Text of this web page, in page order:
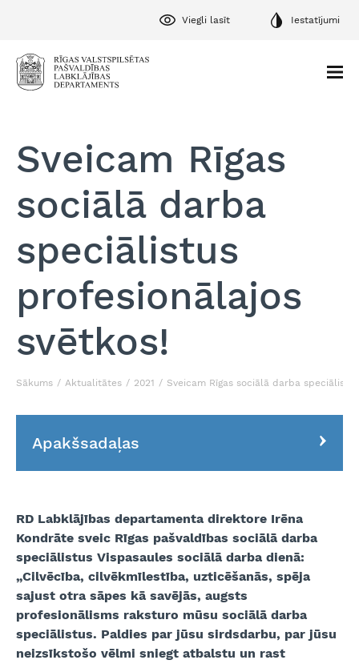
Viegli lasīt Iestatījumi
Sveicam Rīgas
sociālā darba
speciālistus
profesionālajos
svētkos!
Sākums Aktualitātes 2021 Sveicam Rīgas sociālā darba
Apakšsadaļas
RD Labklājības departamenta direktore Irēna
Kondrāte sveic Rīgas pašvaldības sociālā darba
speciālistus Vispasaules sociālā darba dienā:
„Cilvēcība, cilvēkmīlestība, uzticēšanās, spēja
sajust otra sāpes kā savējās, augsts
profesionālisms raksturo mūsu sociālā darba
speciālistus. Paldies par jūsu sirdsdarbu, par jūsu
neizsīkstošo vēlmi sniegt atbalstu un rast